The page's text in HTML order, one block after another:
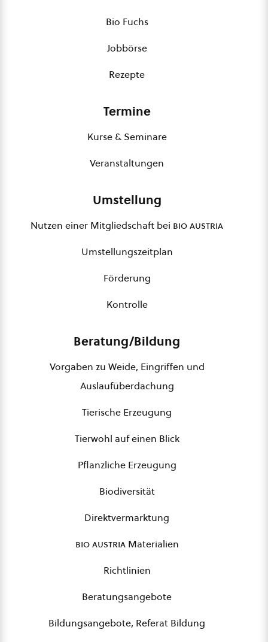
Bio Fuchs
Jobbörse
Rezepte
Termine
Kurse & Seminare
Veranstaltungen
Umstellung
Nutzen einer Mitgliedschaft bei bio austria
Umstellungszeitplan
Förderung
Kontrolle
Beratung/Bildung
Vorgaben zu Weide, Eingriffen und
Auslaufüberdachung
Tierische Erzeugung
Tierwohl auf einen Blick
Pflanzliche Erzeugung
Biodiversität
Direktvermarktung
bio austriaMaterialien
Richtlinien
Beratungsangebote
Bildungsangebote, Referat Bildung